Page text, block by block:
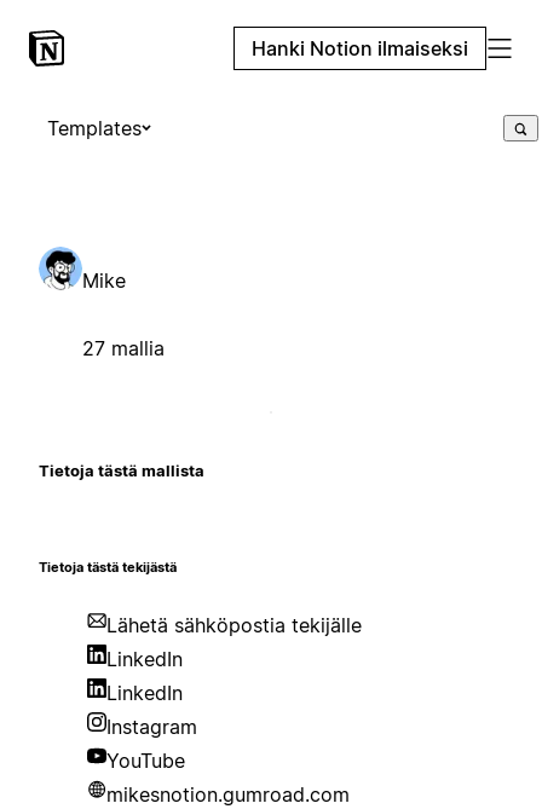
Hanki Notion ilmaiseksi
Templates
Mike
27 mallia
Tietoja tästä mallista
Tietoja tästä tekijästä
Lähetä sähköpostia tekijälle
LinkedIn
LinkedIn
Instagram
YouTube
mikesnotion.gumroad.com